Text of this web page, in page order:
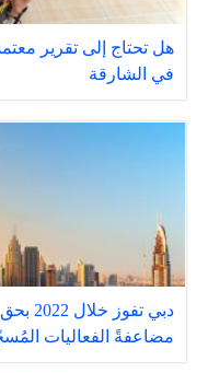
هل تحتاج إلى تقرير
في الشارقة
مضاعفةً الفعاليات